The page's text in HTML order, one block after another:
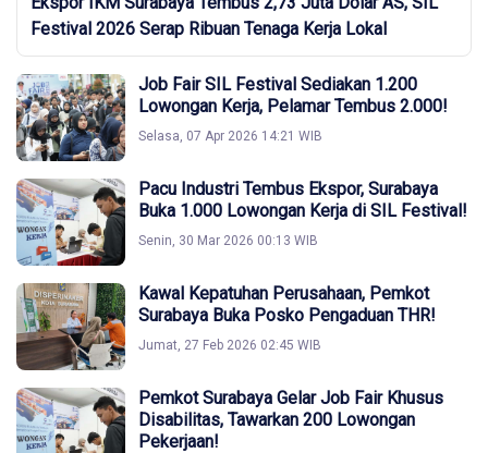
Festival 2026 Serap Ribuan Tenaga Kerja Lokal
Job Fair SIL Festival Sediakan 1.200
Lowongan Kerja, Pelamar Tembus 2.000!
Selasa, 07 Apr 2026 14:21 WIB
Pacu Industri Tembus Ekspor, Surabaya
Buka 1.000 Lowongan Kerja di SIL Festival!
Senin, 30 Mar 2026 00:13 WIB
Kawal Kepatuhan Perusahaan, Pemkot
Surabaya Buka Posko Pengaduan THR!
Jumat, 27 Feb 2026 02:45 WIB
Pemkot Surabaya Gelar Job Fair Khusus
Disabilitas, Tawarkan 200 Lowongan
Pekerjaan!